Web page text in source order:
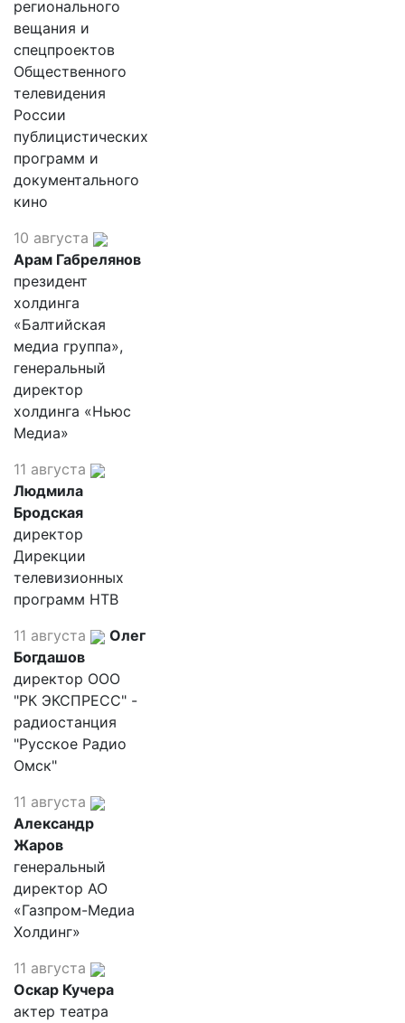
регионального
вещания и
спецпроектов
Общественного
телевидения
России
публицистических
программ и
документального
кино
10 августа
Арам Габрелянов
президент
холдинга
«Балтийская
медиа группа»,
генеральный
директор
холдинга «Ньюс
Медиа»
11 августа
Людмила
Бродская
директор
Дирекции
телевизионных
программ НТВ
11 августа
Олег
Богдашов
директор ООО
"РК ЭКСПРЕСС" -
радиостанция
"Русское Радио
Омск"
11 августа
Александр
Жаров
генеральный
директор АО
«Газпром-Медиа
Холдинг»
11 августа
Оскар Кучера
актер театра